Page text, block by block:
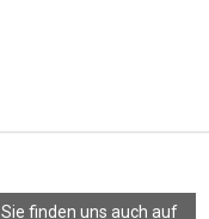
Sie finden uns auch auf